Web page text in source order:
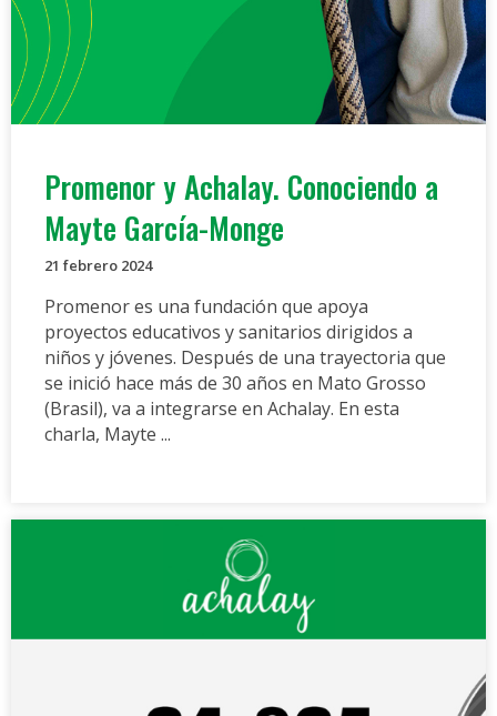
Promenor y Achalay. Conociendo a
Mayte García-Monge
21 febrero 2024
Promenor es una fundación que apoya
proyectos educativos y sanitarios dirigidos a
niños y jóvenes. Después de una trayectoria que
se inició hace más de 30 años en Mato Grosso
(Brasil), va a integrarse en Achalay. En esta
charla, Mayte ...